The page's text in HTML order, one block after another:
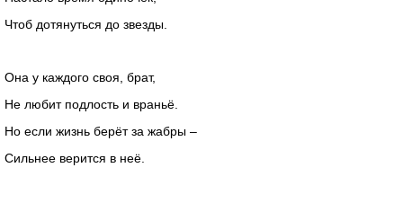
Чтоб дотянуться до звезды.
Она у каждого своя, брат,
Не любит подлость и враньё.
Но если жизнь берёт за жабры –
Сильнее верится в неё.